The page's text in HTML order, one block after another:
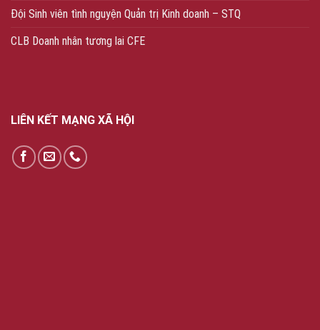
Đội Sinh viên tình nguyện Quản trị Kinh doanh – STQ
CLB Doanh nhân tương lai CFE
LIÊN KẾT MẠNG XÃ HỘI